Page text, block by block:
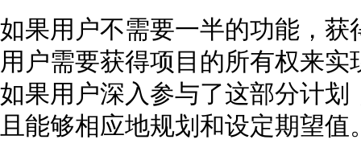
如果用户不需要一半的功能，
用户需要获得项目的所有权来
如果用户深入参与了这部分计
且能够相应地规划和设定期望值